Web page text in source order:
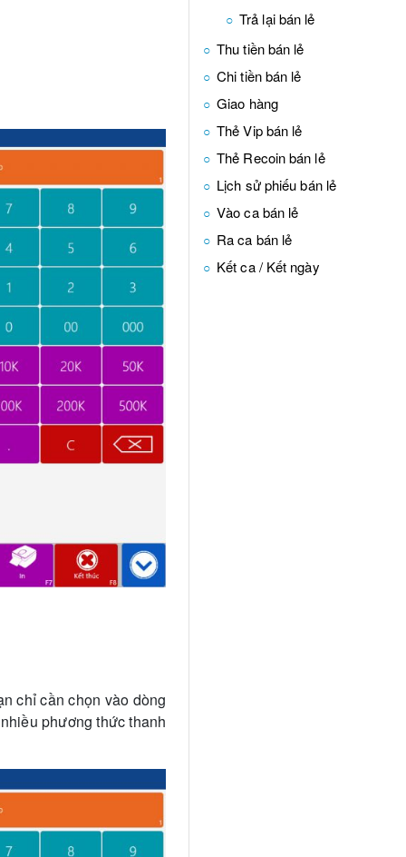
chỉ cần chọn vào dòng
phương thức thanh
Trả lại bán lẻ
Thu tiền bán lẻ
Chi tiền bán lẻ
Giao hàng
Thẻ Vip bán lẻ
Thẻ Recoin bán lẻ
Lịch sử phiếu bán lẻ
Vào ca bán lẻ
Ra ca bán lẻ
Kết ca / Kết ngày